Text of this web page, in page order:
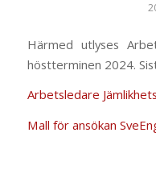
Härmed utlyses
höstterminen 2024.
Arbetsledare
Mall för ansökan